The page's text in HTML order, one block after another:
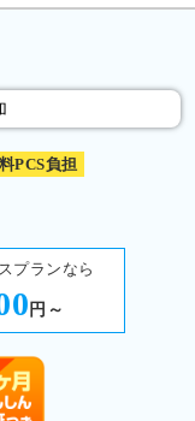
PCS負担
プランなら
円～